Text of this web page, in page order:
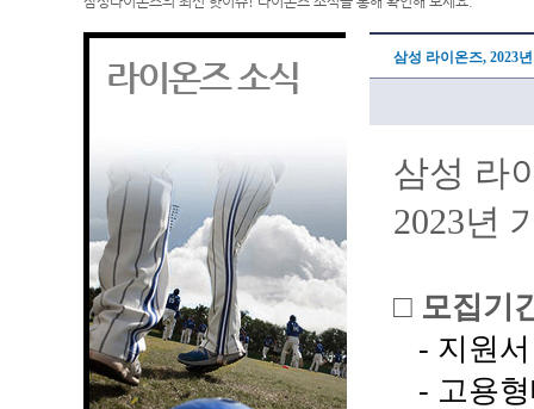
라이온즈 소식 삼성 라이온즈, 2023
삼성 라
2023년
□ 모집기
- 지원서
- 고용